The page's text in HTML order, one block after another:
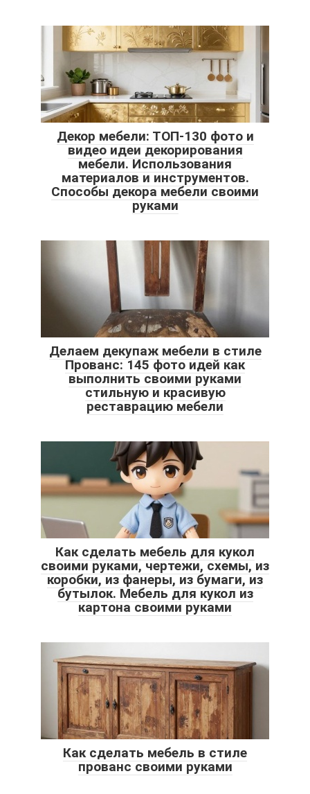
Декор мебели: ТОП-130 фото и
видео идеи декорирования
мебели. Использования
материалов и инструментов.
Способы декора мебели своими
руками
Делаем декупаж мебели в стиле
Прованс: 145 фото идей как
выполнить своими руками
стильную и красивую
реставрацию мебели
Как сделать мебель для кукол
своими руками, чертежи, схемы, из
коробки, из фанеры, из бумаги, из
бутылок. Мебель для кукол из
картона своими руками
Как сделать мебель в стиле
прованс своими руками